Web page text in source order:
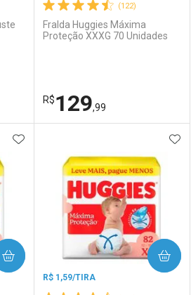
Comprar sem Desconto
Por R$ 155,99/cada
Por R$ 155,99/cada
(122)
Fralda Huggies Máxima
Proteção XXXG 70 Unidades
R$129,99
Laboratório
Por Menos
ADICIONAR AOS FAVORITOS
R$ 1,59/TIRA
COMPRAR